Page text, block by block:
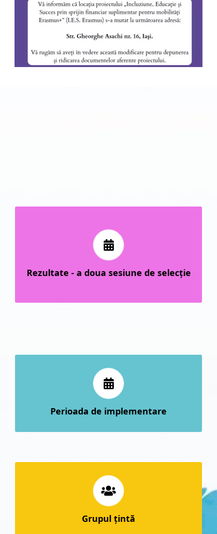
Rezultate - a doua sesiune de selecţie
Lista finală a candidaţilor propusi
spre selectare
(publicat pe 26.06.2026)
Lista iniţială a candidaţilor propuşi
spre selectare
(publicat pe 24.06.2026)
Perioada de implementare
1 octombrie 2025 – 30 septembrie 2028
Grupul ţintă
145 de studenţi, selectaţi în vederea
desfăşurării unei mobilităţi Erasmus+